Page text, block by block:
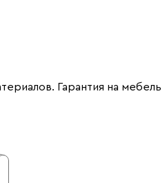
Гарантия на мебель